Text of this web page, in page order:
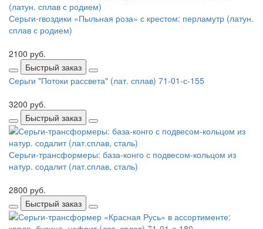
Серьги-гвоздики «Пыльная роза» с крестом: перламутр (латун.
сплав с родием)
2100 руб.
Быстрый заказ
Серьги "Потоки рассвета" (лат. сплав) 71-01-с-155
3200 руб.
Быстрый заказ
Серьги-трансформеры: база-конго с подвесом-кольцом из
натур. содалит (лат.сплав, сталь)
2800 руб.
Быстрый заказ